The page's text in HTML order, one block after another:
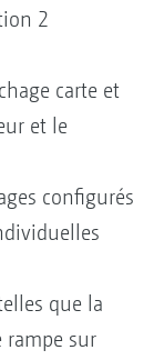
2
carte et
et le
configurés
que la
rampe sur